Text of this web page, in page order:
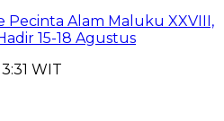
Pecinta Alam Maluku XXVIII,
15-18 Agustus
WIT